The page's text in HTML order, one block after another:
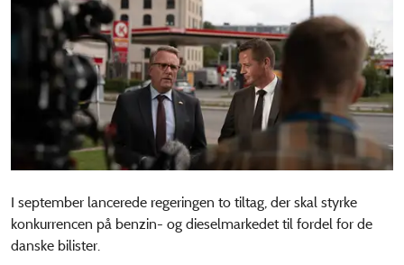
I september lancerede regeringen to tiltag, der skal styrke
konkurrencen på benzin- og dieselmarkedet til fordel for de
danske bilister.